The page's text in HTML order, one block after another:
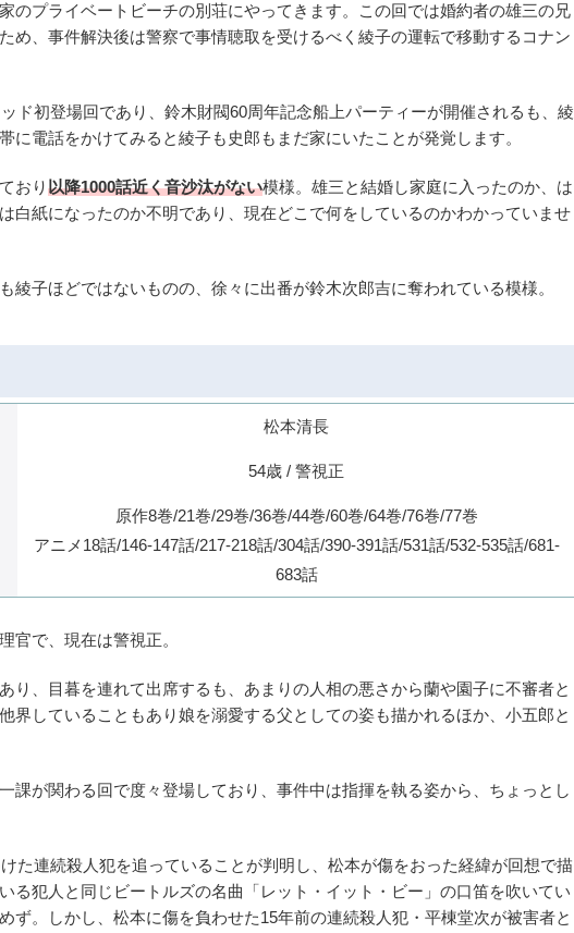
のプライベートビーチの別荘にやってきます。この回では婚約者の雄三の兄
め、事件解決後は警察で事情聴取を受けるべく綾子の運転で移動するコナン
ド初登場回であり、鈴木財閥60周年記念船上パーティーが開催されるも、綾
に電話をかけてみると綾子も史郎もまだ家にいたことが発覚します。
おり以降1000話近く音沙汰がない模様。雄三と結婚し家庭に入ったのか、は
白紙になったのか不明であり、現在どこで何をしているのかわかっていませ
綾子ほどではないものの、徐々に出番が鈴木次郎吉に奪われている模様。
松本清長
54歳 / 警視正
原作8巻/21巻/29巻/36巻/44巻/60巻/64巻/76巻/77巻
アニメ18話/146-147話/217-218話/304話/390-391話/531話/532-535話/681-
683話
官で、現在は警視正。
り、目暮を連れて出席するも、あまりの人相の悪さから蘭や園子に不審者と
界していることもあり娘を溺愛する父としての姿も描かれるほか、小五郎と
課が関わる回で度々登場しており、事件中は指揮を執る姿から、ちょっとし
た連続殺人犯を追っていることが判明し、松本が傷をおった経緯が回想で描
る犯人と同じビートルズの名曲「レット・イット・ビー」の口笛を吹いてい
ず。しかし、松本に傷を負わせた15年前の連続殺人犯・平棟堂次が被害者と